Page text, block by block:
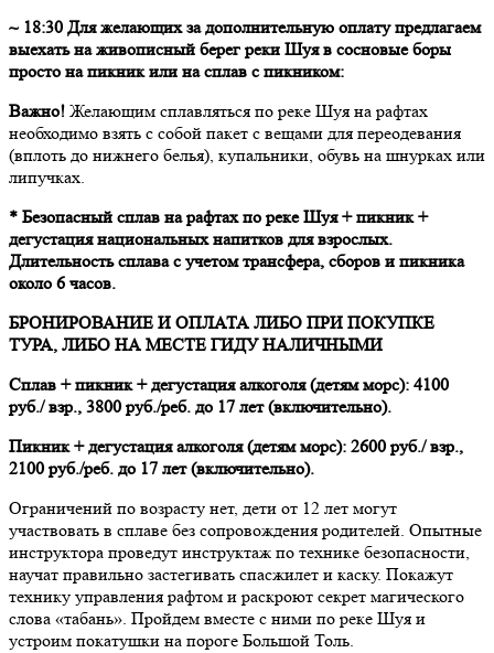
~ 18:30 Для желающих за дополнительную оплату предлагаем
выехать на живописный берег реки Шуя в сосновые боры
просто на пикник или на сплав с пикником:
Важно! Желающим сплавляться по реке Шуя на рафтах
необходимо взять с собой пакет с вещами для переодевания
(вплоть до нижнего белья), купальники, обувь на шнурках или
липучках.
* Безопасный сплав на рафтах по реке Шуя + пикник +
дегустация национальных напитков для взрослых.
Длительность сплава с учетом трансфера, сборов и пикника
около 6 часов.
БРОНИРОВАНИЕ И ОПЛАТА ЛИБО ПРИ ПОКУПКЕ
ТУРА, ЛИБО НА МЕСТЕ ГИДУ НАЛИЧНЫМИ
Сплав + пикник + дегустация алкоголя (детям морс): 4100
руб./ взр., 3800 руб./реб. до 17 лет (включительно).
Пикник + дегустация алкоголя (детям морс): 2600 руб./ взр.,
2100 руб./реб. до 17 лет (включительно).
Ограничений по возрасту нет, дети от 12 лет могут
участвовать в сплаве без сопровождения родителей. Опытные
инструктора проведут инструктаж по технике безопасности,
научат правильно застегивать спасжилет и каску. Покажут
технику управления рафтом и раскроют секрет магического
слова «табань». Пройдем вместе с ними по реке Шуя и
устроим покатушки на пороге Большой Толь.